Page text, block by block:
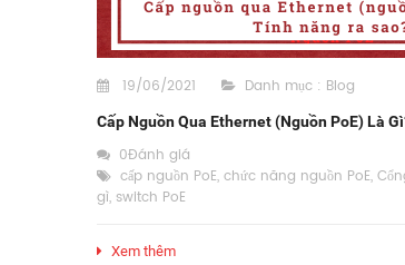
19/06/2021 Danh mục : Blog
Cấp Nguồn Qua Ethernet (nguồn PoE) Là
0Đánh giá
cấp nguồn PoE, chức năng nguồn PoE,
gì, switch PoE
Xem thêm